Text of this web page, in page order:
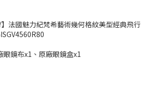
】法國魅力紀梵希藝術幾何格紋美型經典飛行
眼鏡布x1、原廠眼鏡盒x1